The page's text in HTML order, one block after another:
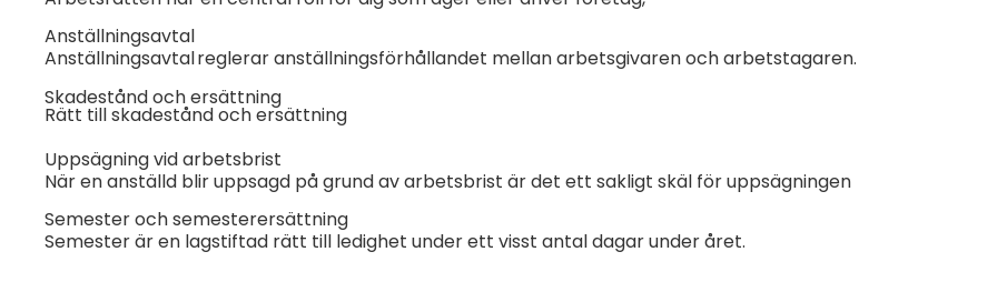
Anställningsavtal
Anställningsavtal reglerar anställningsförhållandet mellan arbetsgivaren och arbetstagaren.
Skadestånd och ersättning
Rätt till skadestånd och ersättning
Uppsägning vid arbetsbrist
När en anställd blir uppsagd på grund av arbetsbrist är det ett sakligt skäl för uppsägningen
Semester och semesterersättning
Semester är en lagstiftad rätt till ledighet under ett visst antal dagar under året.